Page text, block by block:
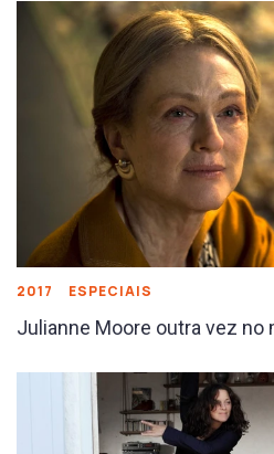
2017 ESPECIAIS
Julianne Moore outra vez no